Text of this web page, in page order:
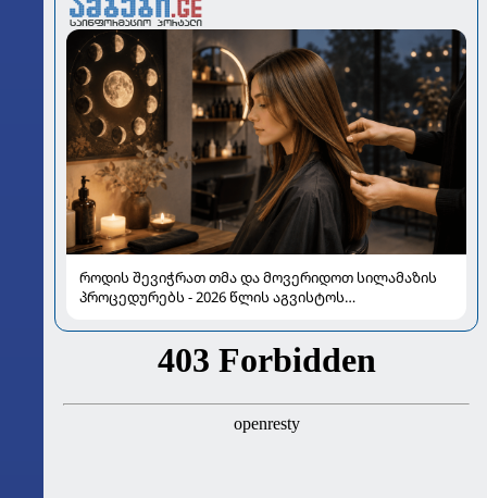
როდის შევიჭრათ თმა და მოვერიდოთ სილამაზის
პროცედურებს - 2026 წლის აგვისტოს